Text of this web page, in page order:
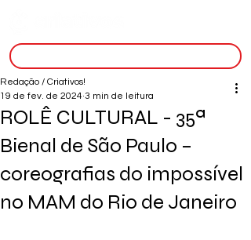
ROLÊ CULTURAL - 35ª
Bienal de São Paulo –
coreografias do impossível
no MAM do Rio de Janeiro
Redação / Criativos!
19 de fev. de 2024 3 min de leitura